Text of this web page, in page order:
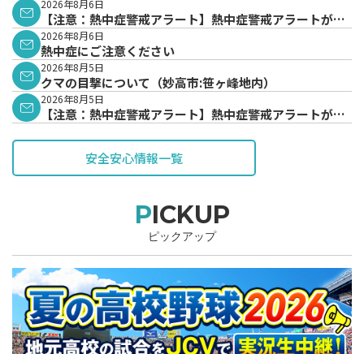
2026年8月6日
【注意：熱中症警戒アラート】熱中症警戒アラートが発
表されています。
2026年8月6日
熱中症にご注意ください
2026年8月5日
クマの目撃について（妙高市:笹ヶ峰地内）
2026年8月5日
【注意：熱中症警戒アラート】熱中症警戒アラートが発
安全安心情報一覧
PICKUP
ピックアップ